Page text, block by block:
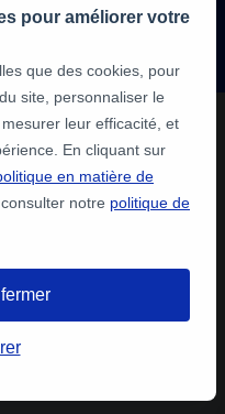
avis
pour améliorer votre
que des cookies, pour
site, personnaliser le
leur efficacité, et
En cliquant sur
en matière de
notre politique de